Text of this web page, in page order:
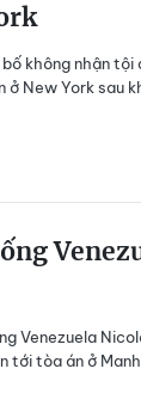
không nhận
New York sau
Venezuela
tới tòa án ở